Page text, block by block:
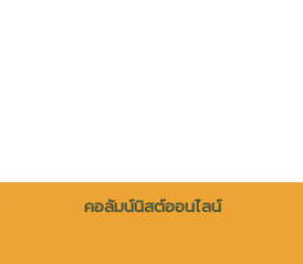
คอลัมน์นิสต์ออนไลน์